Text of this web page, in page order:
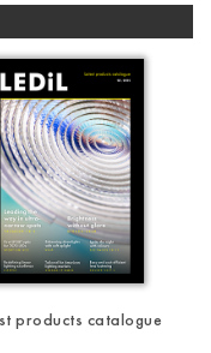
products catalogue